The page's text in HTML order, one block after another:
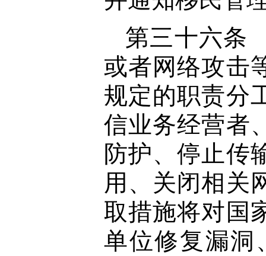
第三十六条
或者网络攻击
规定的职责分
信业务经营者
防护、停止传
用、关闭相关
取措施将对国
单位修复漏洞